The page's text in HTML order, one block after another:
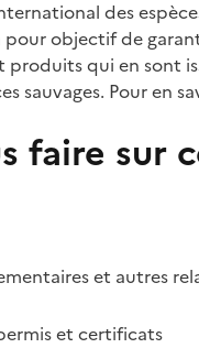
des
objectif de
produits qui en sont
sauvages. Pour en
faire sur
et autres
et certificats